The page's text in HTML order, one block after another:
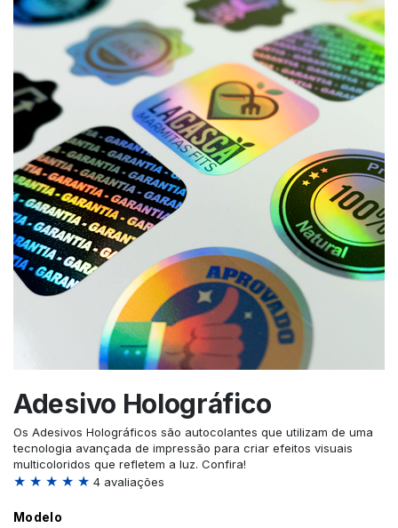
Adesivo Holográfico
Os Adesivos Holográficos são autocolantes que utilizam de uma
tecnologia avançada de impressão para criar efeitos visuais
multicoloridos que refletem a luz. Confira!
★ ★ ★ ★ ★ 4 avaliações
Modelo